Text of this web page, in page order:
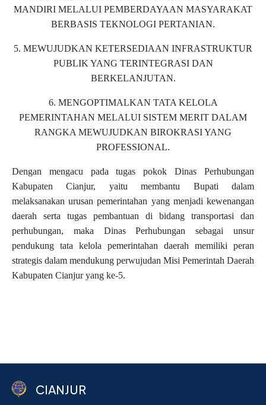
MANDIRI MELALUI PEMBERDAYAAN MASYARAKAT
BERBASIS TEKNOLOGI PERTANIAN.
5. MEWUJUDKAN KETERSEDIAAN INFRASTRUKTUR
PUBLIK YANG TERINTEGRASI DAN
BERKELANJUTAN.
6. MENGOPTIMALKAN TATA KELOLA
PEMERINTAHAN MELALUI SISTEM MERIT DALAM
RANGKA MEWUJUDKAN BIROKRASI YANG
PROFESSIONAL.
Dengan mengacu pada tugas pokok Dinas Perhubungan
Kabupaten Cianjur, yaitu membantu Bupati dalam
melaksanakan urusan pemerintahan yang menjadi kewenangan
daerah serta tugas pembantuan di bidang transportasi dan
perhubungan, maka Dinas Perhubungan sebagai unsur
pendukung tata kelola pemerintahan daerah memiliki peran
strategis dalam mendukung perwujudan Misi Pemerintah Daerah
Kabupaten Cianjur yang ke-5.
CIANJUR